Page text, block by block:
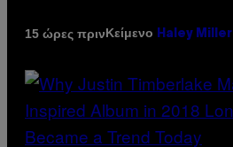
15 ώρες πρινΚείμενο Haley Miller